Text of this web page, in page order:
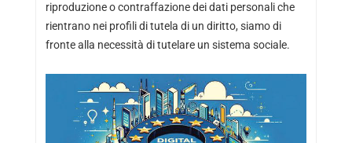
riproduzione o contraffazione dei dati personali che
rientrano nei profili di tutela di un diritto, siamo di
fronte alla necessità di tutelare un sistema sociale.